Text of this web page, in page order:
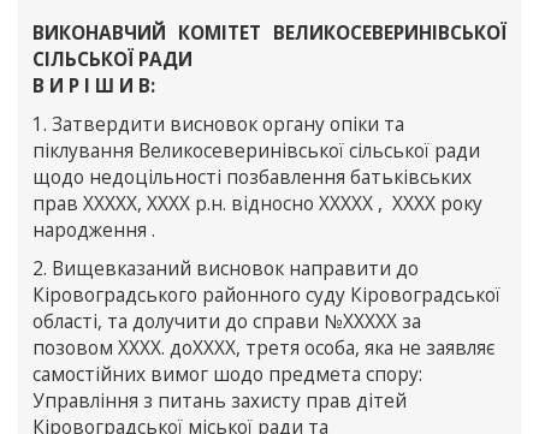
ВИКОНАВЧИЙ КОМІТЕТ ВЕЛИКОСЕВЕРИНІВСЬКОЇ
СІЛЬСЬКОЇ РАДИ
В И Р І Ш И В:
1. Затвердити висновок органу опіки та
піклування Великосеверинівської сільської ради
щодо недоцільності позбавлення батьківських
прав ХХХХХ, ХХХХ р.н. відносно ХХХХХ , ХХХХ року
народження .
2. Вищевказаний висновок направити до
Кіровоградського районного суду Кіровоградської
області, та долучити до справи №ХХХХХ за
позовом ХХХХ. доХХХХ, третя особа, яка не заявляє
самостійних вимог шодо предмета спору:
Управління з питань захисту прав дітей
Кіровоградської міської ради та